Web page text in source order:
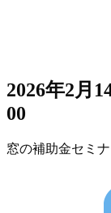
2026年2月
00
窓の補助金セミ